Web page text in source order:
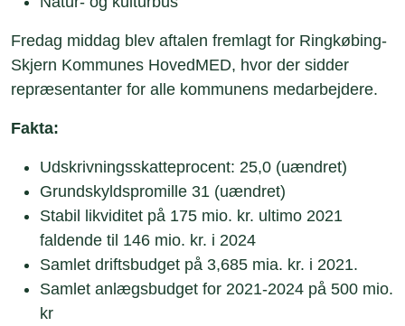
Fredag middag blev aftalen fremlagt for Ringkøbing-
Skjern Kommunes HovedMED, hvor der sidder
repræsentanter for alle kommunens medarbejdere.
Fakta:
Udskrivningsskatteprocent: 25,0 (uændret)
Grundskyldspromille 31 (uændret)
Stabil likviditet på 175 mio. kr. ultimo 2021
faldende til 146 mio. kr. i 2024
Samlet driftsbudget på 3,685 mia. kr. i 2021.
Samlet anlægsbudget for 2021-2024 på 500 mio.
kr